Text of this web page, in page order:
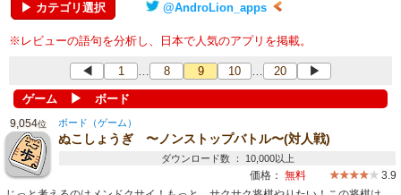
▶ カテゴリ選択 @AndroLion_apps
※レビューの語句を分析し、日本で人気のアプリを掲載。
◀ 1 … 8 9 10 … 20 ▶
ゲーム ▶ ボード
9,054位 ボード（ゲーム）
ぬこしょうぎ 〜ノンストップバトル〜(対人戦)
ダウンロード数 ： 10,000以上
価格： 無料
3.9